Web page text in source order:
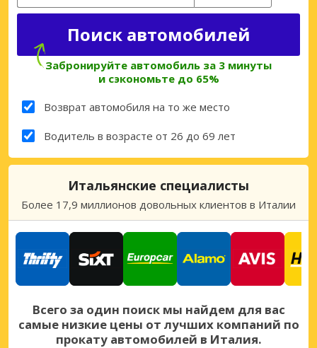
Забронируйте автомобиль за 3 минуты
и сэкономьте до 65%
Возврат автомобиля на то же место
Водитель в возрасте от 26 до 69 лет
Итальянские специалисты
Более 17,9 миллионов довольных клиентов в Италии
Всего за один поиск мы найдем для вас
самые низкие цены от лучших компаний по
прокату автомобилей в Италия.